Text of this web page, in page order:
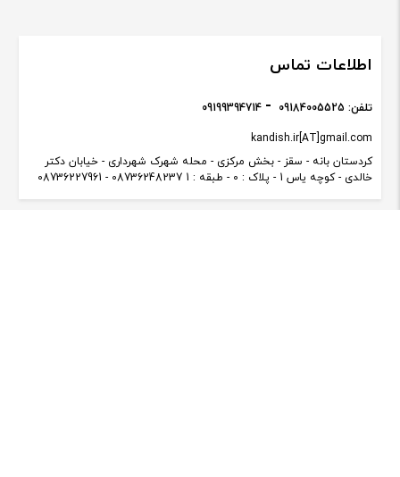
اطلاعات تماس
کردستان بانه - سقز - بخش مرکزی - محله شهرک شهرداری - خیابان دکتر
خالدی - کوچه یاس 1 - پلاک : 0 - طبقه : 1 08736248237 - 08736227961
kandish.ir[AT]gmail.com
تلفن: 09184005525
09199394714